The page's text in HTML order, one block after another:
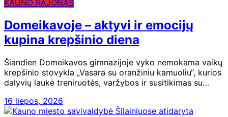
KAUNO RAJONAS
Domeikavoje – aktyvi ir emocijų
kupina krepšinio diena
Šiandien Domeikavos gimnazijoje vyko nemokama vaikų
krepšinio stovykla „Vasara su oranžiniu kamuoliu“, kurios
dalyvių laukė treniruotės, varžybos ir susitikimas su…
16 liepos, 2026